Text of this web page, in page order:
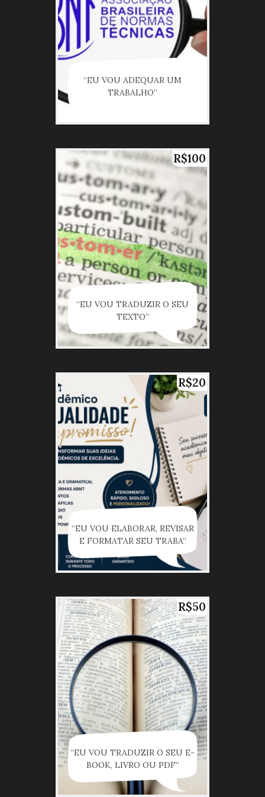
“EU VOU ADEQUAR UM
TRABALHO”
R$100
“EU VOU TRADUZIR O SEU
TEXTO”
R$20
“EU VOU ELABORAR, REVISAR
E FORMATAR SEU TRABA”
R$50
“EU VOU TRADUZIR O SEU E-
BOOK, LIVRO OU PDF”